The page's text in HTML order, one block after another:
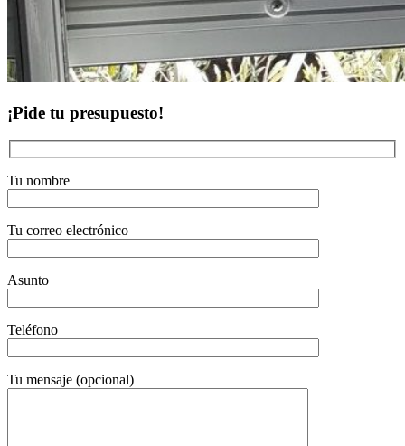
¡Pide tu presupuesto!
Tu nombre
Tu correo electrónico
Asunto
Teléfono
Tu mensaje (opcional)